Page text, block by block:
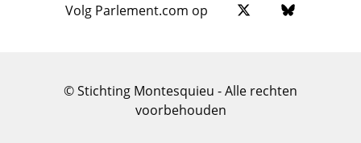
Volg Parlement.com op
© Stichting Montesquieu - Alle rechten
voorbehouden